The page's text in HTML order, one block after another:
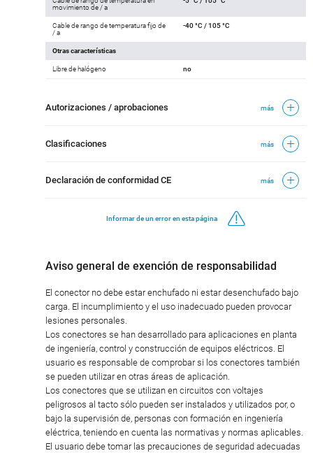
movimiento de / a
Cable de rango de temperatura fijo de
/ a
-40 °C / 105 °C
Otras características
Libre de halógeno no
Autorizaciones / aprobaciones más
Clasificaciones más
Declaración de conformidad CE más
Informar de un error en esta página
Aviso general de exención de responsabilidad
El conector no debe estar enchufado ni estar desenchufado bajo
carga. El incumplimiento y el uso inadecuado pueden provocar
lesiones personales.
Los conectores se han desarrollado para aplicaciones en planta
de ingeniería, control y construcción de equipos eléctricos. El
usuario es responsable de comprobar si los conectores también
se pueden utilizar en otras áreas de aplicación.
Los conectores que se utilizan en circuitos con voltajes
peligrosos al tacto sólo pueden ser instalados y utilizados por, o
bajo la supervisión de, personas con formación en ingeniería
eléctrica, teniendo en cuenta las normativas y normas aplicables.
El usuario debe tomar las precauciones de seguridad adecuadas